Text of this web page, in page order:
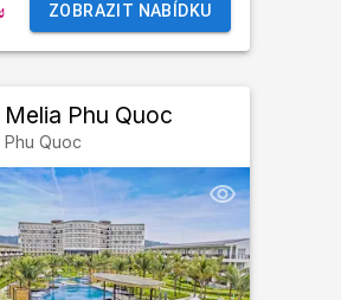
ZOBRAZIT NABÍDKU
Phu Quoc
Phu Quoc